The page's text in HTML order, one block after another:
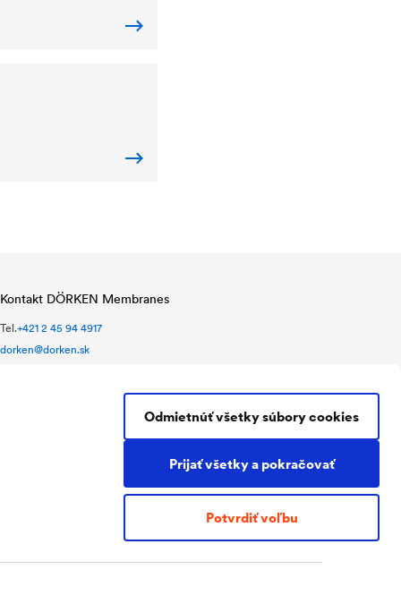
Prijať všetky a pokračovať
Potvrdiť voľbu
Odmietnúť všetky súbory cookies
Kontakt DÖRKEN Membranes
Tel.+421 2 45 94 4917
dorken@dorken.sk